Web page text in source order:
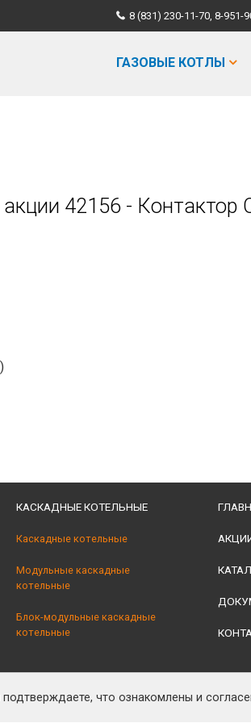
8 (831) 230-11-70, 8-
ГАЗОВЫЕ КОТЛЫ
42156 - Контактор
КАСКАДНЫЕ КОТЕЛЬНЫЕ
Каскадные котельные
Модульные каскадные
котельные
Блок-модульные каскадные
котельные
подтверждаете, что ознакомлены и